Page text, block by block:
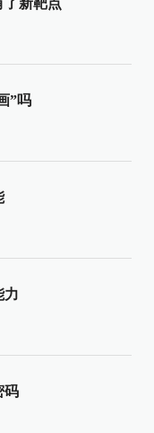
了新靶点
”吗
力
码